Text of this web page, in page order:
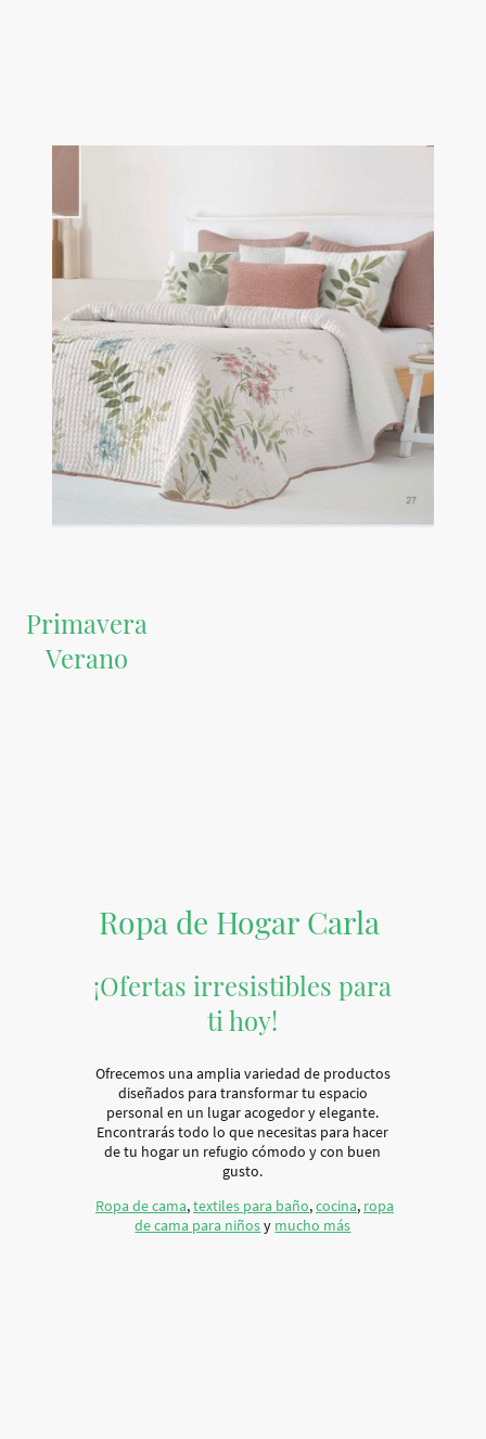
Primavera
Verano
Ropa de Hogar Carla
¡Ofertas irresistibles para
ti hoy!
Ofrecemos una amplia variedad de productos
diseñados para transformar tu espacio
personal en un lugar acogedor y elegante.
Encontrarás todo lo que necesitas para hacer
de tu hogar un refugio cómodo y con buen
gusto.
Ropa de cama,textiles para baño,cocina, ropa
de cama para niñosy mucho más